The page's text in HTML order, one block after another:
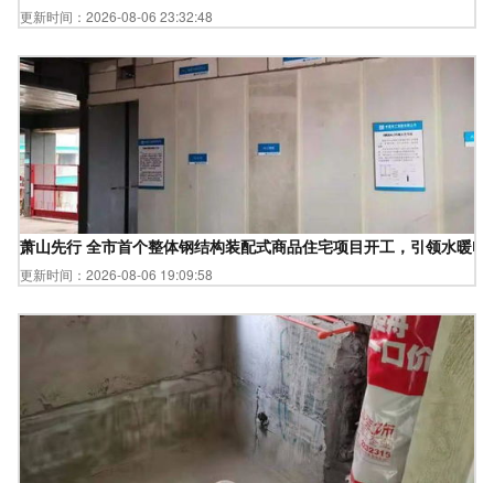
更新时间：2026-08-06 23:32:48
萧山先行 全市首个整体钢结构装配式商品住宅项目开工，引领水暖电
更新时间：2026-08-06 19:09:58